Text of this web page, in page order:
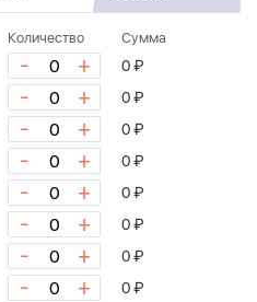
Количество Сумма
- +
0 ₽
- +
0 ₽
- +
0 ₽
- +
0 ₽
- +
0 ₽
- +
0 ₽
- +
0 ₽
- +
0 ₽